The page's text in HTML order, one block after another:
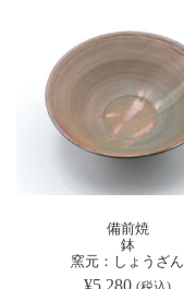
備前焼
鉢
窯元：しょうざん
¥5,280